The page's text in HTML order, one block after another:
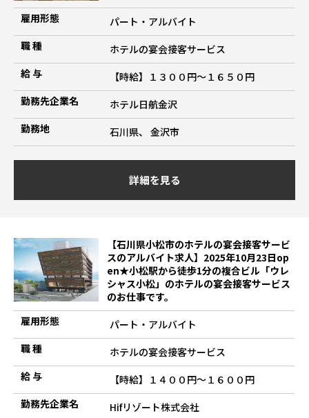
雇用形態
パート・アルバイト
職 種
ホテルの宴会接客サービス
給 与
【時給】１３００円～１６５０円
勤務先企業名
ホテル日航金沢
勤務地
石川県、 金沢市
詳細を見る
【石川県小松市のホテルの宴会接客サービ
スのアルバイト求人】2025年10月23日op
en★小松駅から徒歩1分の複合ビル「ウレ
シャス小松」のホテルの宴会接客サービス
のお仕事です。
雇用形態
パート・アルバイト
職 種
ホテルの宴会接客サービス
給 与
【時給】１４００円～１６００円
勤務先企業名
Hifリゾート株式会社